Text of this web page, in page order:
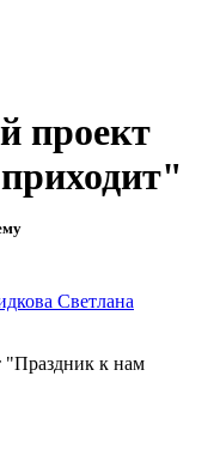
проект
Светлана
"Праздник к нам